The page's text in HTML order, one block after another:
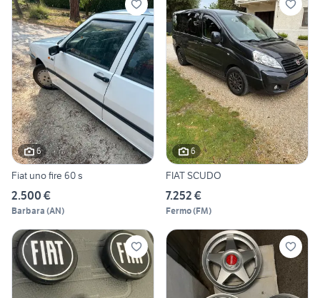
6
Fiat uno fire 60 s
2.500 €
Barbara (AN)
6
FIAT SCUDO
7.252 €
Fermo(FM)